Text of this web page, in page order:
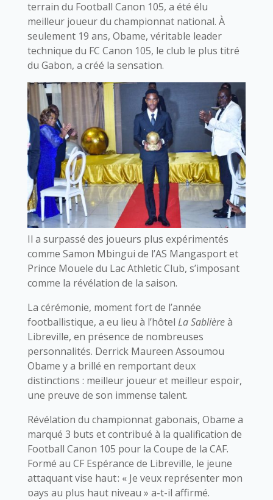
terrain du Football Canon 105, a été élu
meilleur joueur du championnat national. À
seulement 19 ans, Obame, véritable leader
technique du FC Canon 105, le club le plus titré
du Gabon, a créé la sensation.
Il a surpassé des joueurs plus expérimentés
comme Samon Mbingui de l’AS Mangasport et
Prince Mouele du Lac Athletic Club, s’imposant
comme la révélation de la saison.
La cérémonie, moment fort de l’année
footballistique, a eu lieu à l’hôtel La Sablièreà
Libreville, en présence de nombreuses
personnalités. Derrick Maureen Assoumou
Obame y a brillé en remportant deux
distinctions : meilleur joueur et meilleur espoir,
une preuve de son immense talent.
Révélation du championnat gabonais, Obame a
marqué 3 buts et contribué à la qualification de
Football Canon 105 pour la Coupe de la CAF.
Formé au CF Espérance de Libreville, le jeune
attaquant vise haut : « Je veux représenter mon
pays au plus haut niveau » a-t-il affirmé.